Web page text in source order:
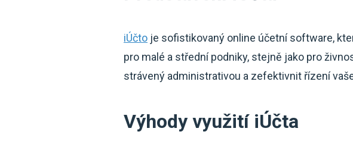
iÚčto je sofistikovaný online účetní software,
pro malé a střední podniky, stejně jako pro
strávený administrativou a zefektivnit řízení
Výhody využití iÚčta